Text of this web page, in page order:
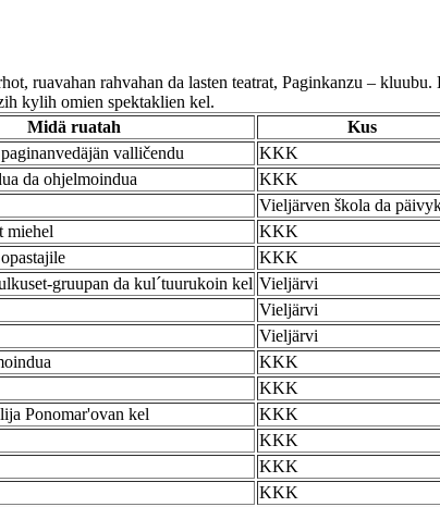
ruavahan rahvahan da lasten teatrat, Paginkanzu –
kylih omien spektaklien kel.
Midä ruatah
Kus
valličendu
KKK
da ohjelmoindua
KKK
Vieljärven škola da
miehel
KKK
KKK
gruupan da kul´tuurukoin kel Vieljärvi
Vieljärvi
Vieljärvi
KKK
KKK
Ponomar'ovan kel
KKK
KKK
KKK
KKK